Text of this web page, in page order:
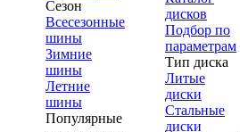
Сезон
Всесезонные
шины
Зимние
шины
Летние
шины
Популярные
дисков
Подбор по
параметрам
Тип диска
Литые
диски
Стальные
диски